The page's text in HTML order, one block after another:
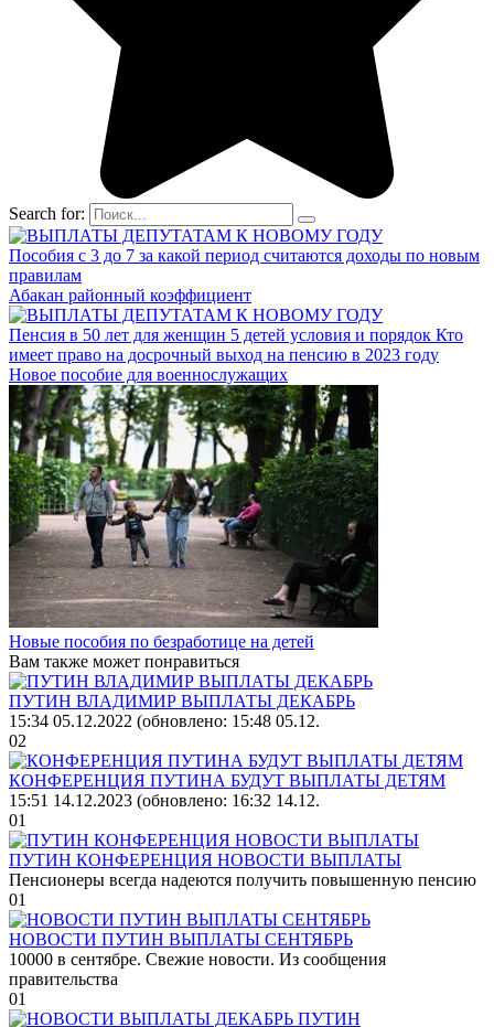
Search for:
Пособия с 3 до 7 за какой период считаются доходы по новым
правилам
Абакан районный коэффициент
Пенсия в 50 лет для женщин 5 детей условия и порядок Кто
имеет право на досрочный выход на пенсию в 2023 году
Новое пособие для военнослужащих
Новые пособия по безработице на детей
Вам также может понравиться
ПУТИН ВЛАДИМИР ВЫПЛАТЫ ДЕКАБРЬ
15:34 05.12.2022 (обновлено: 15:48 05.12.
02
КОНФЕРЕНЦИЯ ПУТИНА БУДУТ ВЫПЛАТЫ ДЕТЯМ
15:51 14.12.2023 (обновлено: 16:32 14.12.
01
ПУТИН КОНФЕРЕНЦИЯ НОВОСТИ ВЫПЛАТЫ
Пенсионеры всегда надеются получить повышенную пенсию
01
НОВОСТИ ПУТИН ВЫПЛАТЫ СЕНТЯБРЬ
10000 в сентябре. Свежие новости. Из сообщения
правительства
01